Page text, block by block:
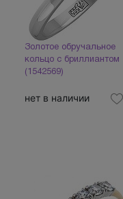
Золотое обручальное
кольцо с бриллиантом
(1542569)
нет в наличии